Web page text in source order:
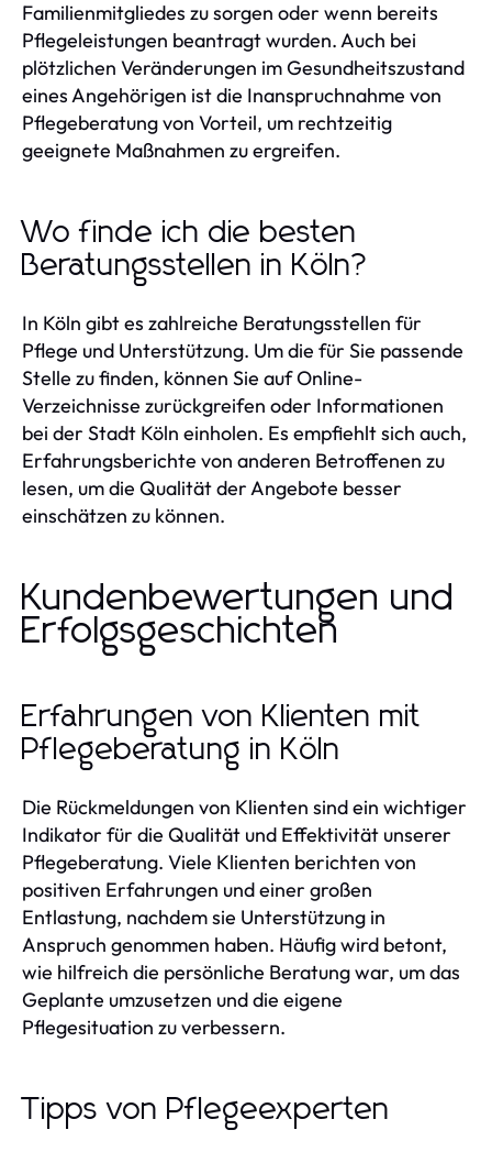
Familienmitgliedes zu sorgen oder wenn bereits
Pflegeleistungen beantragt wurden. Auch bei
plötzlichen Veränderungen im Gesundheitszustand
eines Angehörigen ist die Inanspruchnahme von
Pflegeberatung von Vorteil, um rechtzeitig
geeignete Maßnahmen zu ergreifen.
Wo finde ich die besten
Beratungsstellen in Köln?
In Köln gibt es zahlreiche Beratungsstellen für
Pflege und Unterstützung. Um die für Sie passende
Stelle zu finden, können Sie auf Online-
Verzeichnisse zurückgreifen oder Informationen
bei der Stadt Köln einholen. Es empfiehlt sich auch,
Erfahrungsberichte von anderen Betroffenen zu
lesen, um die Qualität der Angebote besser
einschätzen zu können.
Kundenbewertungen und
Erfolgsgeschichten
Erfahrungen von Klienten mit
Pflegeberatung in Köln
Die Rückmeldungen von Klienten sind ein wichtiger
Indikator für die Qualität und Effektivität unserer
Pflegeberatung. Viele Klienten berichten von
positiven Erfahrungen und einer großen
Entlastung, nachdem sie Unterstützung in
Anspruch genommen haben. Häufig wird betont,
wie hilfreich die persönliche Beratung war, um das
Geplante umzusetzen und die eigene
Pflegesituation zu verbessern.
Tipps von Pflegeexperten